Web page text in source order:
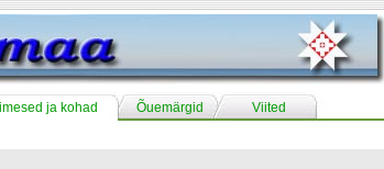
ja kohad Õuemärgid Viited